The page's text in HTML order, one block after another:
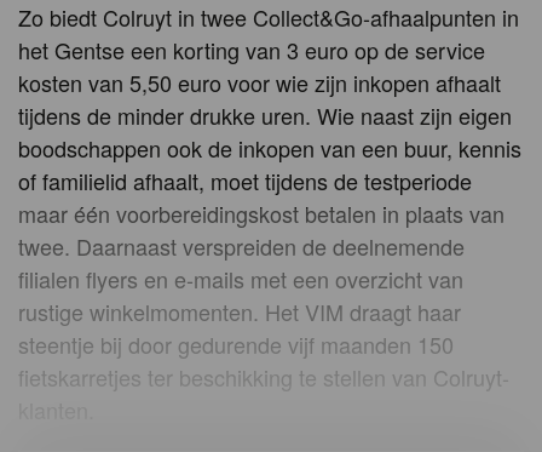
Zo biedt Colruyt in twee Collect&Go-afhaalpunten in
het Gentse een korting van 3 euro op de service
kosten van 5,50 euro voor wie zijn inkopen afhaalt
tijdens de minder drukke uren. Wie naast zijn eigen
boodschappen ook de inkopen van een buur, kennis
of familielid afhaalt, moet tijdens de testperiode
maar één voorbereidingskost betalen in plaats van
twee. Daarnaast verspreiden de deelnemende
filialen flyers en e-mails met een overzicht van
rustige winkelmomenten. Het VIM draagt haar
steentje bij door gedurende vijf maanden 150
fietskarretjes ter beschikking te stellen van Colruyt-